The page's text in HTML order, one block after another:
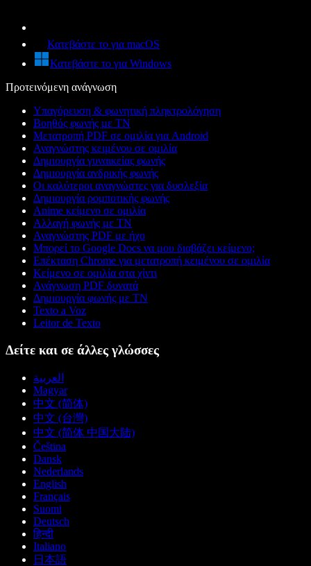
Κατεβάστε το για macOS
Κατεβάστε το για Windows
Προτεινόμενη ανάγνωση
Υπαγόρευση & φωνητική πληκτρολόγηση
Βοηθός φωνής με ΤΝ
Μετατροπή PDF σε ομιλία για Android
Αναγνώστης κειμένου σε ομιλία
Δημιουργία γυναικείας φωνής
Δημιουργία ανδρικής φωνής
Οι καλύτεροι αναγνώστες για δυσλεξία
Δημιουργία ρομποτικής φωνής
Anime κείμενο σε ομιλία
Αλλαγή φωνής με ΤΝ
Αναγνώστης PDF με ήχο
Μπορεί το Google Docs να μου διαβάζει κείμενο;
Επέκταση Chrome για μετατροπή κειμένου σε ομιλία
Κείμενο σε ομιλία στα χίντι
Ανάγνωση PDF δυνατά
Δημιουργία φωνής με ΤΝ
Texto a Voz
Leitor de Texto
Δείτε και σε άλλες γλώσσες
العربية
Magyar
中文 (简体)
中文 (台灣)
中文 (简体 中国大陆)
Čeština
Dansk
Nederlands
English
Français
Suomi
Deutsch
हिन्दी
Italiano
日本語